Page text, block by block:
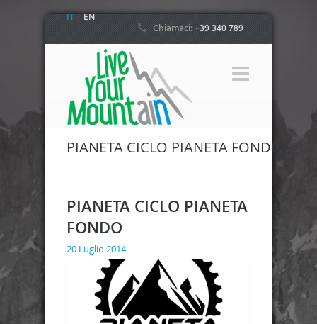
IT|EN
Chiamaci:+39 340 789
PIANETA CICLO PIANETA FONDO
PIANETA CICLO PIANETA
FONDO
20 Luglio 2014